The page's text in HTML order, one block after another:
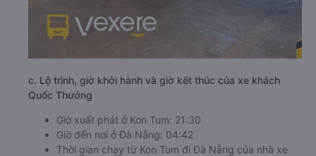
c. Lộ trình, giờ khởi hành và giờ kết thúc của xe khách
Quốc Thưởng
Giờ xuất phát ở Kon Tum: 21:30
Giờ đến nơi ở Đà Nẵng: 04:42
Thời gian chạy từ Kon Tum đi Đà Nẵng của nhà xe